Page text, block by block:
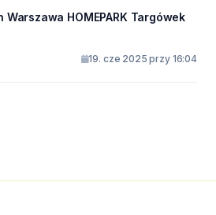
Warszawa HOMEPARK Targówek
19. cze 2025 przy 16:04